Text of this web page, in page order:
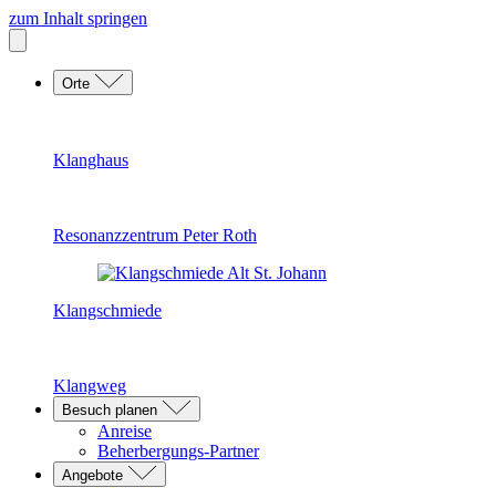
zum Inhalt springen
Orte
Klanghaus
Resonanzzentrum Peter Roth
Klangschmiede
Klangweg
Besuch planen
Anreise
Beherbergungs-Partner
Angebote